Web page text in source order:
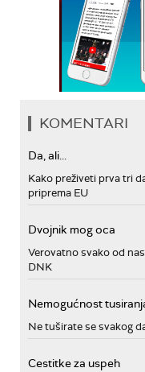
KOMENTARI
Da, ali...
Kako preživeti prva tri
priprema EU
Dvojnik mog oca
Verovatno svako od
DNK
Nemogućnost
Ne tuširate se svakog
Cestitke za uspeh